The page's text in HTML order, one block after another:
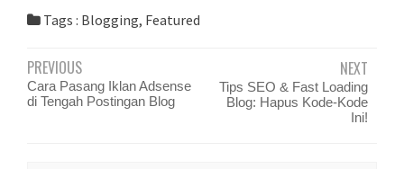
Tags : Blogging, Featured
PREVIOUS
Cara Pasang Iklan Adsense
di Tengah Postingan Blog
NEXT
Tips SEO & Fast Loading
Blog: Hapus Kode-Kode
Ini!